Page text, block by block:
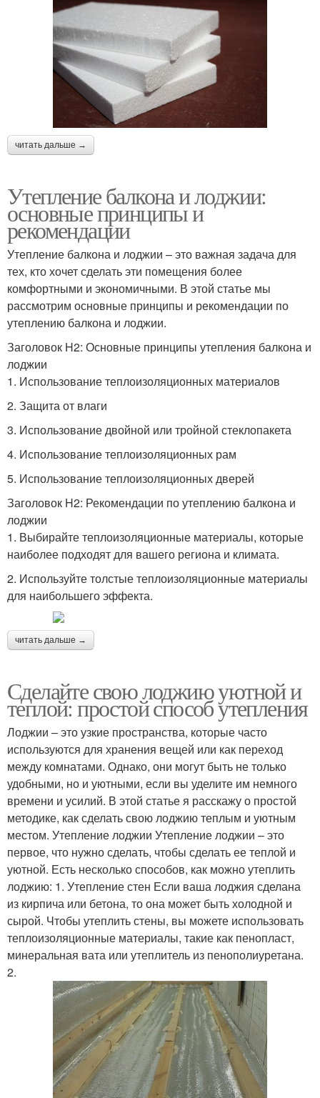
читать дальше →
Утепление балкона и лоджии:
основные принципы и
рекомендации
Утепление балкона и лоджии – это важная задача для
тех, кто хочет сделать эти помещения более
комфортными и экономичными. В этой статье мы
рассмотрим основные принципы и рекомендации по
утеплению балкона и лоджии.
Заголовок H2: Основные принципы утепления балкона и
лоджии
1. Использование теплоизоляционных материалов
2. Защита от влаги
3. Использование двойной или тройной стеклопакета
4. Использование теплоизоляционных рам
5. Использование теплоизоляционных дверей
Заголовок H2: Рекомендации по утеплению балкона и
лоджии
1. Выбирайте теплоизоляционные материалы, которые
наиболее подходят для вашего региона и климата.
2. Используйте толстые теплоизоляционные материалы
для наибольшего эффекта.
читать дальше →
Сделайте свою лоджию уютной и
теплой: простой способ утепления
Лоджии – это узкие пространства, которые часто
используются для хранения вещей или как переход
между комнатами. Однако, они могут быть не только
удобными, но и уютными, если вы уделите им немного
времени и усилий. В этой статье я расскажу о простой
методике, как сделать свою лоджию теплым и уютным
местом. Утепление лоджии Утепление лоджии – это
первое, что нужно сделать, чтобы сделать ее теплой и
уютной. Есть несколько способов, как можно утеплить
лоджию: 1. Утепление стен Если ваша лоджия сделана
из кирпича или бетона, то она может быть холодной и
сырой. Чтобы утеплить стены, вы можете использовать
теплоизоляционные материалы, такие как пенопласт,
минеральная вата или утеплитель из пенополиуретана.
2.